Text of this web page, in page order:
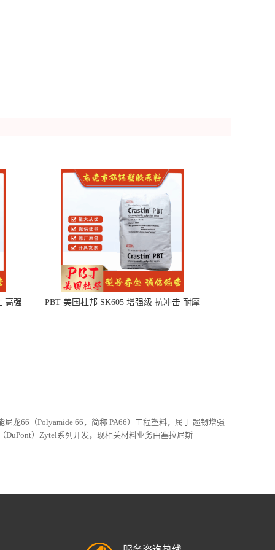
高强
PBT 美国杜邦 SK605 增强级 抗冲击 耐摩
尼龙66（Polyamide 66，简称 PA66）工程塑料，属于 超韧增强
DuPont）Zytel系列开发，现相关材料业务由塞拉尼斯